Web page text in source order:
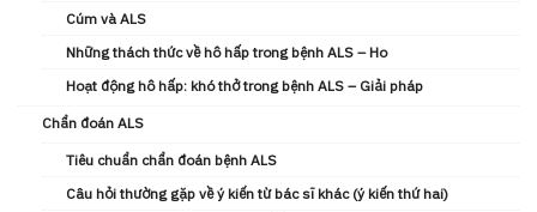
Cúm và ALS
Những thách thức về hô hấp trong bệnh ALS – Ho
Hoạt động hô hấp: khó thở trong bệnh ALS – Giải pháp
Chẩn đoán ALS
Tiêu chuẩn chẩn đoán bệnh ALS
Câu hỏi thường gặp về ý kiến từ bác sĩ khác (ý kiến ​thứ hai)